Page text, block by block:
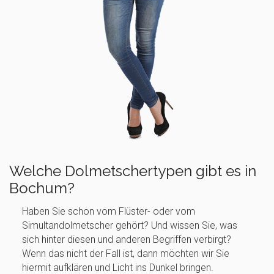
Welche Dolmetschertypen gibt es in
Bochum?
Haben Sie schon vom Flüster- oder vom
Simultandolmetscher gehört? Und wissen Sie, was
sich hinter diesen und anderen Begriffen verbirgt?
Wenn das nicht der Fall ist, dann möchten wir Sie
hiermit aufklären und Licht ins Dunkel bringen.